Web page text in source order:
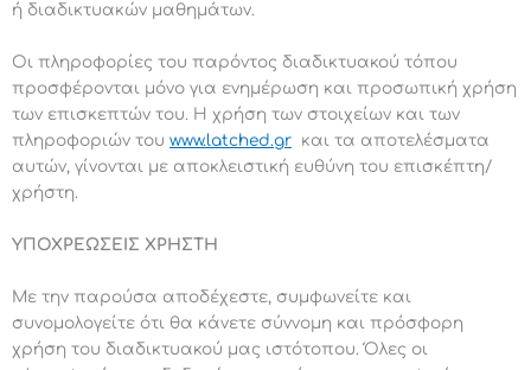
ή διαδικτυακών μαθημάτων.
Οι πληροφορίες του παρόντος διαδικτυακού τόπου
προσφέρονται μόνο για ενημέρωση και προσωπική χρήση
των επισκεπτών του. Η χρήση των στοιχείων και των
πληροφοριών του www.latched.gr και τα αποτελέσματα
αυτών, γίνονται με αποκλειστική ευθύνη του επισκέπτη/
χρήστη.
ΥΠΟΧΡΕΩΣΕΙΣ ΧΡΗΣΤΗ
Με την παρούσα αποδέχεστε, συμφωνείτε και
συνομολογείτε ότι θα κάνετε σύννομη και πρόσφορη
χρήση του διαδικτυακού μας ιστότοπου. Όλες οι